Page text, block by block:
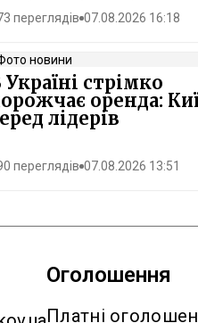
переглядів 07.08.2026 16:18
Україні стрімко
оренда:
лідерів
переглядів 07.08.2026 13:51
Оголошення
Платні